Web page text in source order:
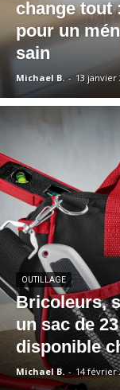
change tout
pour un
sain
Michael B. - 13 janvier
OUTILLAGE
Bricoleurs,
un sac de
disponible
Michael B. - 14 février